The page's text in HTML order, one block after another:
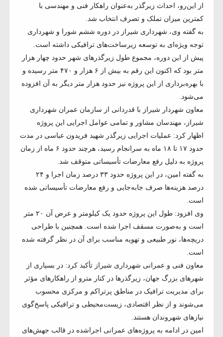
از این‌رو، احداث زیرگذر به‌عنوان راهکار فنی و مهندسی با
کمترین میزان تملک و تصرف انتخاب شد.
به گفته وی، شهرداری شیراز در دوره ششم شورا و شهرداری
توجه ویژه‌ای به توسعه زیرساخت‌های ترافیکی داشته است.
پیش از این دوره، مجموع طول زیرگذرهای شهر حدود چهار هزار
متر بود که اکنون این رقم به بیش از ۶ هزار و ۴۷۰ متر رسیده و
با بهره‌برداری از این پروژه نیز حدود هزار متر دیگر به آن افزوده
می‌شود.
معاون شهردار شیراز با قدردانی از سازمان عمران شهرداری
شیراز، مهندسان مشاور و تمامی عوامل اجرایی این پروژه
اظهار کرد: عملیات اجرایی زیرگذر شهید فریدون عباسی در مدت
حدود ۱۷ تا ۱۸ ماه به سرانجام رسید، هرچند حدود ۶ ماه از زمان
پروژه به دلیل رفع معارضات تأسیساتی متوقف شد.
به گفته امین، در این پروژه حدود ۳۳ درصد زمان اجرا و ۲۴
درصد هزینه‌ها صرف جابه‌جایی و رفع معارضات تأسیساتی شده
است.
وی افزود: طول این پروژه حدود یک کیلومتر و عرض آن ۲۰ متر
است و به‌صورت مسقف اجرا شده است. همچنین با طراحی
دریچه‌ها، نور طبیعی و تهویه مناسب برای آن در نظر گرفته شده
است.
معاون فنی و عمرانی شهرداری شیراز تأکید کرد: در بسیاری از
شهرهای بزرگ جهان، زیرگذرها در کنار مترو از راهکارهای مؤثر
برای مدیریت ترافیک در مناطق پرتراکم و مرکزی محسوب
می‌شوند و از نظر اقتصادی، زیست‌محیطی و ترافیکی پاسخ‌گوی
نیازهای شهروندان هستند.
امین در ادامه به پروژه‌های عمرانی اجراشده در قالب جهش‌های